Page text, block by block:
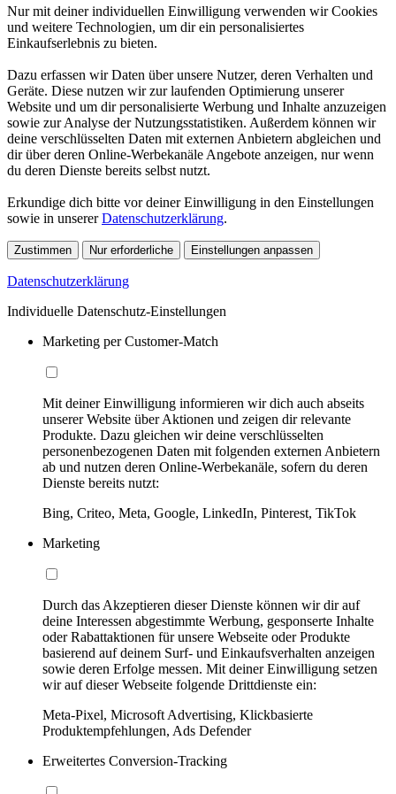
Nur mit deiner individuellen Einwilligung verwenden wir Cookies
und weitere Technologien, um dir ein personalisiertes
Einkaufserlebnis zu bieten.
Dazu erfassen wir Daten über unsere Nutzer, deren Verhalten und
Geräte. Diese nutzen wir zur laufenden Optimierung unserer
Website und um dir personalisierte Werbung und Inhalte anzuzeigen
sowie zur Analyse der Nutzungsstatistiken. Außerdem können wir
deine verschlüsselten Daten mit externen Anbietern abgleichen und
dir über deren Online-Werbekanäle Angebote anzeigen, nur wenn
du deren Dienste bereits selbst nutzt.
Erkundige dich bitte vor deiner Einwilligung in den Einstellungen
sowie in unsererDatenschutzerklärung.
Zustimmen Nur erforderliche Einstellungen anpassen
Datenschutzerklärung
Individuelle Datenschutz-Einstellungen
Marketing per Customer-Match
Mit deiner Einwilligung informieren wir dich auch abseits
unserer Website über Aktionen und zeigen dir relevante
Produkte. Dazu gleichen wir deine verschlüsselten
personenbezogenen Daten mit folgenden externen Anbietern
ab und nutzen deren Online-Werbekanäle, sofern du deren
Dienste bereits nutzt:
Bing, Criteo, Meta, Google, LinkedIn, Pinterest, TikTok
Marketing
Durch das Akzeptieren dieser Dienste können wir dir auf
deine Interessen abgestimmte Werbung, gesponserte Inhalte
oder Rabattaktionen für unsere Webseite oder Produkte
basierend auf deinem Surf- und Einkaufsverhalten anzeigen
sowie deren Erfolge messen. Mit deiner Einwilligung setzen
wir auf dieser Webseite folgende Drittdienste ein:
Meta-Pixel, Microsoft Advertising, Klickbasierte
Produktempfehlungen, Ads Defender
Erweitertes Conversion-Tracking